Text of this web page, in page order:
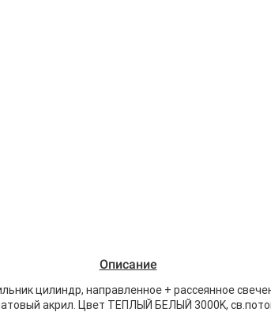
Описание
цилиндр, направленное + рассеянное
акрил. Цвет ТЕПЛЫЙ БЕЛЫЙ 3000K,